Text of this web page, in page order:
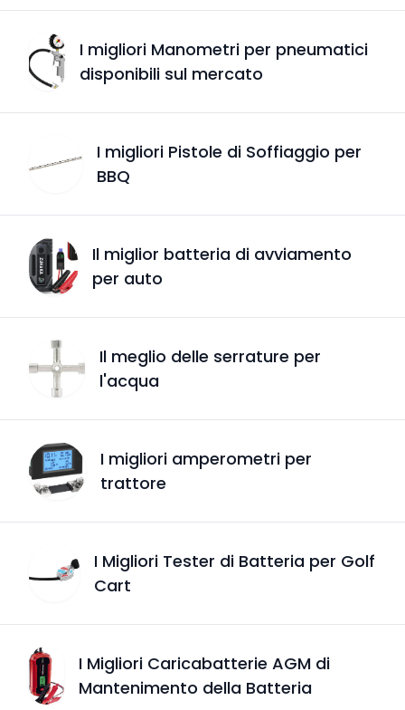
I migliori Manometri per pneumatici
disponibili sul mercato
I migliori Pistole di Soffiaggio per
BBQ
Il miglior batteria di avviamento
per auto
Il meglio delle serrature per
l'acqua
I migliori amperometri per
trattore
I Migliori Tester di Batteria per Golf
Cart
I Migliori Caricabatterie AGM di
Mantenimento della Batteria